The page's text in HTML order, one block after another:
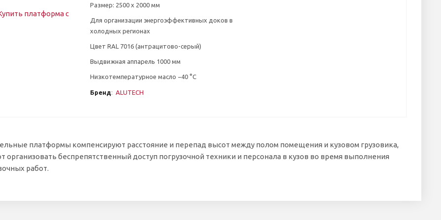
Размер: 2500 х 2000 мм
Для организации энергоэффективных доков в
холодных регионах
Цвет RAL 7016 (антрацитово-серый)
Выдвижная аппарель 1000 мм
Низкотемпературное масло −40 °C
Бренд: ALUTECH
платформы компенсируют расстояние и перепад высот между полом помещения и кузовом грузовика,
организовать беспрепятственный доступ погрузочной техники и персонала в кузов во время выполнения
работ.